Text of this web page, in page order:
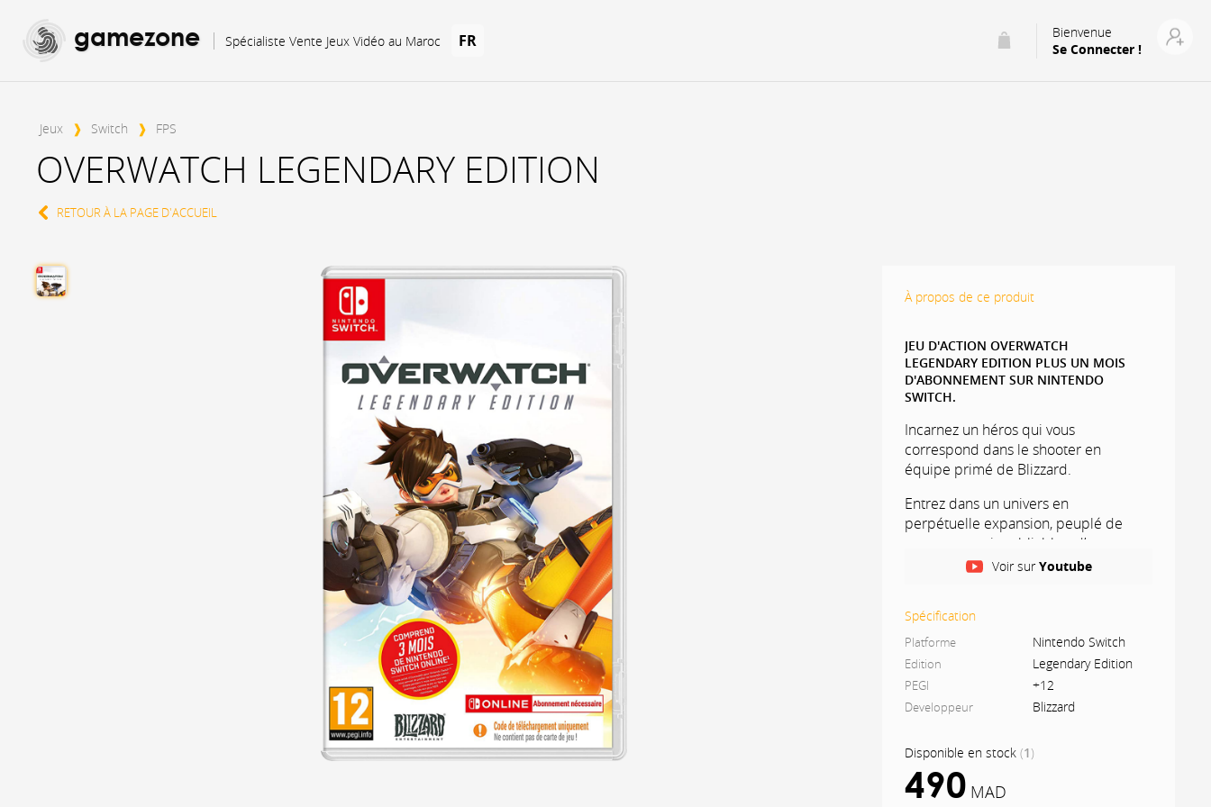
gamezone Spécialiste Vente Jeux Vidéo au Maroc FR Bienvenue
Se Connecter !
Jeux ❱ Switch ❱ FPS
OVERWATCH LEGENDARY EDITION
RETOUR À LA PAGE D'ACCUEIL
À propos de ce produit
JEU D'ACTION OVERWATCH
LEGENDARY EDITION PLUS UN MOIS
D'ABONNEMENT SUR NINTENDO
SWITCH.
Incarnez un héros qui vous
correspond dans le shooter en
équipe primé de Blizzard.
Entrez dans un univers en
perpétuelle expansion, peuplé de
personnages inoubliables, d’armes et
de pouvoirs délirants et de combats
Contrôlez le temps, défiez les lois de
la physique et déchaînez toute une
gamme de compétences dans ce jeu
de tir rapide en équipe qui est
devenu un phénomène culte.
Voir surYoutube
Spécification
Platforme Nintendo Switch
Edition Legendary Edition
PEGI +12
Developpeur Blizzard
Disponible en stock (1)
490 MAD